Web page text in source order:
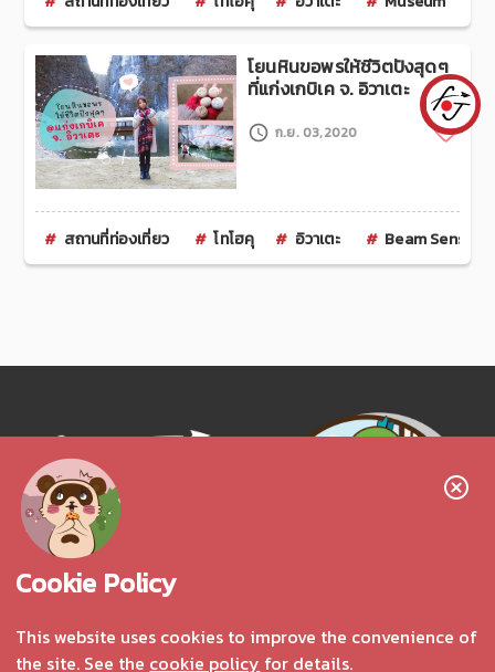
โยนหินขอพรให้ชีวิตปังสุดๆ
ที่แก่งเกบิเค จ. อิวาเตะ
ก.ย. 03,2020 Clip
สถานที่ท่องเที่ยว โทโฮคุ อิวาเตะ Beam Sensei
Follow us!
Cookie Policy
This website uses cookies to improve the convenience of
the site. See the cookie policy for details.